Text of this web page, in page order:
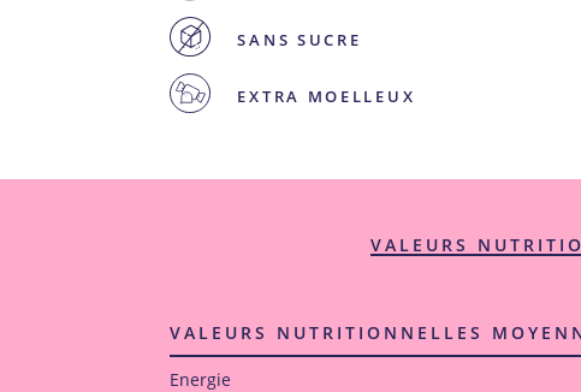
SANS SUCRE
EXTRA MOELLEUX
VALEURS
VALEURS NUTRITIONNELLES
Energie